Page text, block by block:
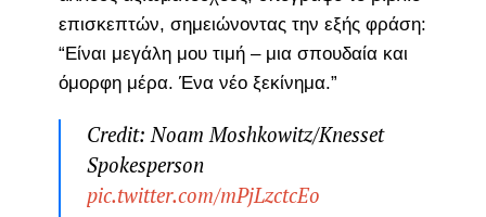
επισκεπτών, σημειώνοντας την εξής φράση:
“Είναι μεγάλη μου τιμή – μια σπουδαία και
όμορφη μέρα. Ένα νέο ξεκίνημα.”
Credit: Noam Moshkowitz/Knesset
Spokesperson
pic.twitter.com/mPjLzctcEo